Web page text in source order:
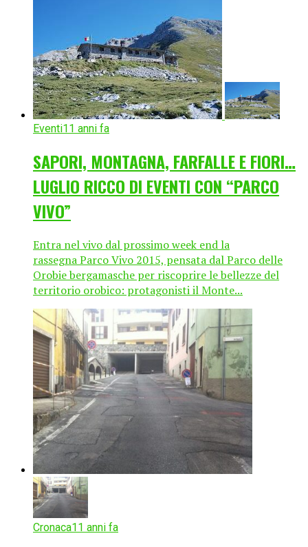
Eventi11 anni fa
SAPORI, MONTAGNA, FARFALLE E FIORI…
LUGLIO RICCO DI EVENTI CON “PARCO
VIVO”
Entra nel vivo dal prossimo week end la
rassegna Parco Vivo 2015, pensata dal Parco delle
Orobie bergamasche per riscoprire le bellezze del
territorio orobico: protagonisti il Monte...
Cronaca11 anni fa